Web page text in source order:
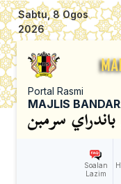
Sabtu, 8 Ogos
2026
Portal Rasmi
MAJLIS
Soalan
Lazim